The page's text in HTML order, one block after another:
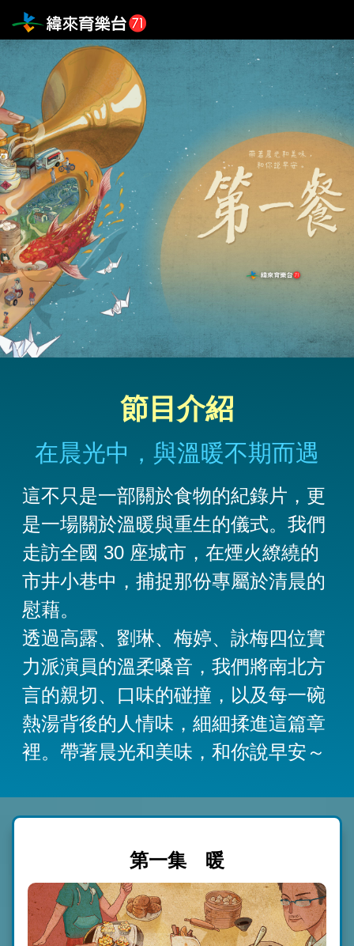
節目介紹
在晨光中，與溫暖不期而遇
這不只是一部關於食物的紀錄片，更
是一場關於溫暖與重生的儀式。我們
走訪全國 30 座城市，在煙火繚繞的
市井小巷中，捕捉那份專屬於清晨的
慰藉。
透過高露、劉琳、梅婷、詠梅四位實
力派演員的溫柔嗓音，我們將南北方
言的親切、口味的碰撞，以及每一碗
熱湯背後的人情味，細細揉進這篇章
裡。帶著晨光和美味，和你說早安～
第一集 暖